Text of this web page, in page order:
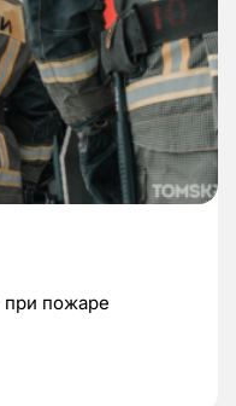
при пожаре